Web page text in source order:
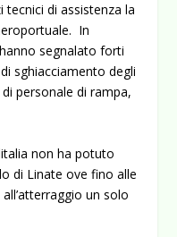
tecnici di assistenza la
In
segnalato forti
sghiacciamento degli
personale di rampa,
non ha potuto
di Linate ove fino alle
un solo